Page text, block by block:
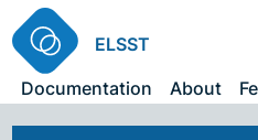
ELSST
Documentation
About